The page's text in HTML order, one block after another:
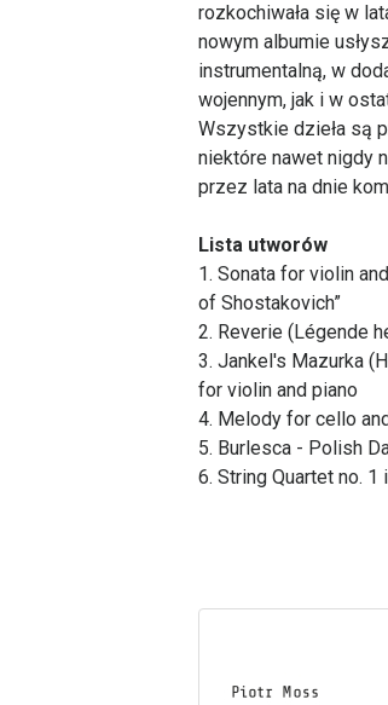
rozkochiwała się w
nowym albumie
instrumentalną, w
wojennym, jak i w
Wszystkie dzieła są
niektóre nawet nigdy
przez lata na dnie
Lista utworów
1. Sonata for violin
of Shostakovich”
2. Reverie (Légende
3. Jankel's Mazurka
for violin and piano
4. Melody for cello
5. Burlesca - Polish
6. String Quartet no. 1